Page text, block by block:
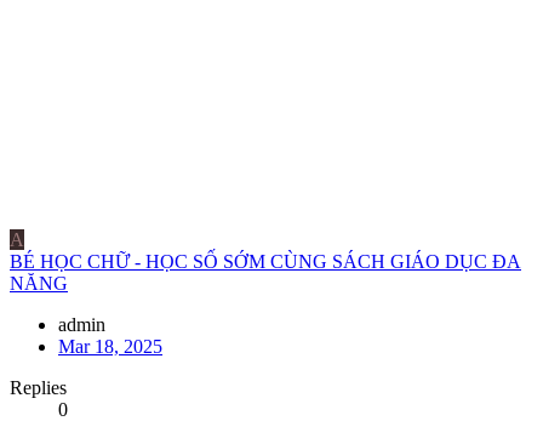
A
BÉ HỌC CHỮ - HỌC SỐ SỚM CÙNG SÁCH GIÁO DỤC ĐA
NĂNG
admin
Mar 18, 2025
Replies
0